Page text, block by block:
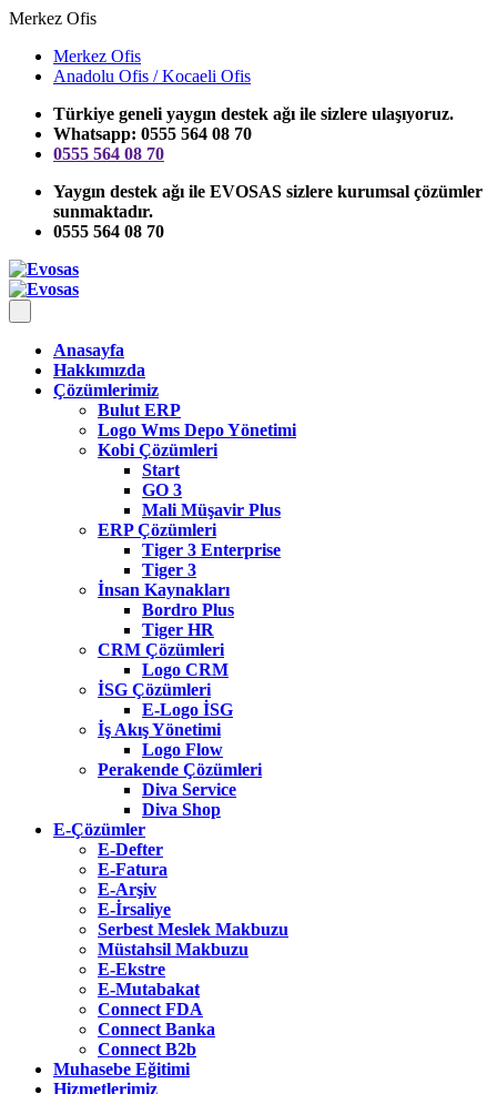
Merkez Ofis
Merkez Ofis
Anadolu Ofis / Kocaeli Ofis
Türkiye geneli yaygın destek ağı ile sizlere ulaşıyoruz.
Whatsapp: 0555 564 08 70
0555 564 08 70
Yaygın destek ağı ile EVOSAS sizlere kurumsal çözümler
sunmaktadır.
0555 564 08 70
Anasayfa
Hakkımızda
Çözümlerimiz
Bulut ERP
Logo Wms Depo Yönetimi
Kobi Çözümleri
Start
GO 3
Mali Müşavir Plus
ERP Çözümleri
Tiger 3 Enterprise
Tiger 3
İnsan Kaynakları
Bordro Plus
Tiger HR
CRM Çözümleri
Logo CRM
İSG Çözümleri
E-Logo İSG
İş Akış Yönetimi
Logo Flow
Perakende Çözümleri
Diva Service
Diva Shop
E-Çözümler
E-Defter
E-Fatura
E-Arşiv
E-İrsaliye
Serbest Meslek Makbuzu
Müstahsil Makbuzu
E-Ekstre
E-Mutabakat
Connect FDA
Connect Banka
Connect B2b
Muhasebe Eğitimi
Hizmetlerimiz